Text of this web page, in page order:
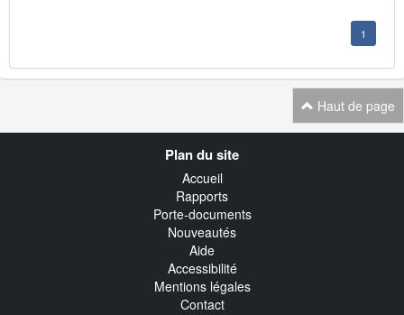
1
Haut de page
Plan du site
Accueil
Rapports
Porte-documents
Nouveautés
Aide
Accessibilité
Mentions légales
Contact